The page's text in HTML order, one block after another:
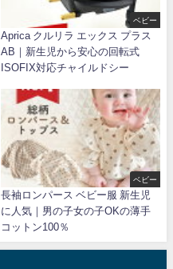
ベビー
Aprica クルリラ エックス プラス
AB｜新生児から安心の回転式
ISOFIX対応チャイルドシー
ベビー
長袖ロンパース ベビー服 新生児
に人気｜男の子女の子OKの薄手
コットン100％